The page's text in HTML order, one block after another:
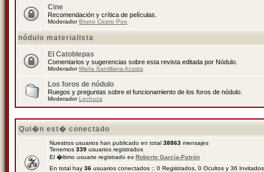
Cine
Recomendación y crítica de películas.
ModeradorBruno Cicero Poo
nódulo materialista
El Catoblepas
Comentarios y sugerencias sobre esta revista editada por Nódulo.
ModeradorMaría Santillana Acosta
Los foros de nódulo
Ruegos y preguntas sobre el funcionamiento de los foros de nódulo.
ModeradorLechuza
Qui�n est� conectado
Nuestros usuarios han publicado en total 38863 mensajes
Tenemos 339 usuarios registrados
El �ltimo usuario registrado es Roberto García-Patrón
En total hay 36 usuarios conectados :: 0 Registrados, 0 Ocultos y 36